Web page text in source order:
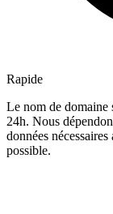
Rapide
Le nom de domaine
24h. Nous
données
possible.